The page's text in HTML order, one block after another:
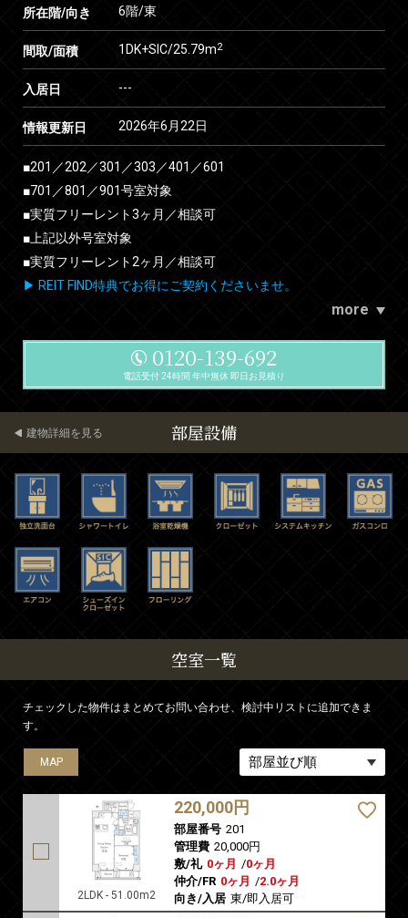
所在階/向き 6階/東
間取/面積 1DK+SIC/25.79m2
入居日 ---
情報更新日 2026年6月22日
■201／202／301／303／401／601
■701／801／901号室対象
■実質フリーレント3ヶ月／相談可
■上記以外号室対象
■実質フリーレント2ヶ月／相談可
▶ REIT FIND特典でお得にご契約くださいませ。
more
0120-139-692
電話受付 24時間 年中無休 即日お見積り
部屋設備
建物詳細を見る
空室一覧
チェックした物件はまとめてお問い合わせ、検討中リストに追加できま
す。
MAP
2LDK - 51.00m2
220,000円
部屋番号 201
管理費 20,000円
敷/礼 0ヶ月 /0ヶ月
仲介/FR 0ヶ月 /2.0ヶ月
向き/入居 東/即入居可
MAP
MAP
MAP
MAP